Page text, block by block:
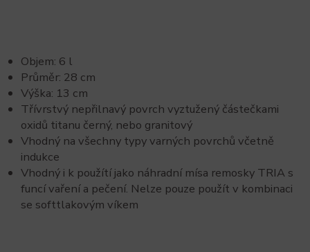
Objem: 6 l
Průměr: 28 cm
Výška: 13 cm
Třívrstvý nepřilnavý povrch vyztužený částečkami
oxidů titanu černý, nebo granitový
Vhodný na všechny typy varných povrchů včetně
indukce
Vhodný i k použítí jako náhradní mísa remosky TRIA s
funcí vaření a pečení. Nelze pouze použít v kombinaci
se softtlakovým víkem